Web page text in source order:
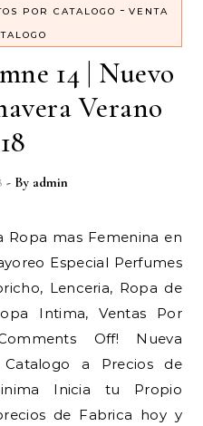
POR CATALOGO - VENTA
14 | Nuevo
Verano
- By admin
Especial Perfumes
Lenceria, Ropa de
Intima, Ventas Por
Off! Nueva
Catalogo a Precios de
Inicia tu Propio
de Fabrica hoy y